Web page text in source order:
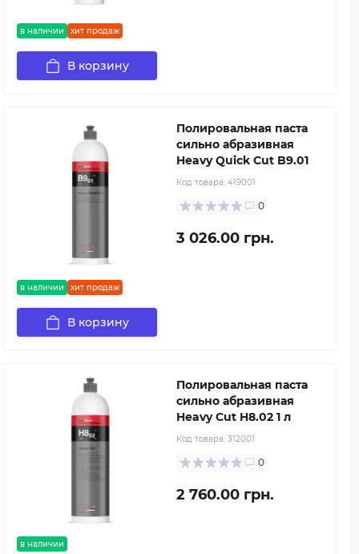
в наличии хит продаж
В корзину
в наличии хит продаж
Полировальная паста
сильно абразивная
Heavy Quick Cut B9.01
Код товара: 419001
0
3 026.00 грн.
В корзину
в наличии
Полировальная паста
сильно абразивная
Heavy Cut H8.02 1 л
Код товара: 312001
0
2 760.00 грн.